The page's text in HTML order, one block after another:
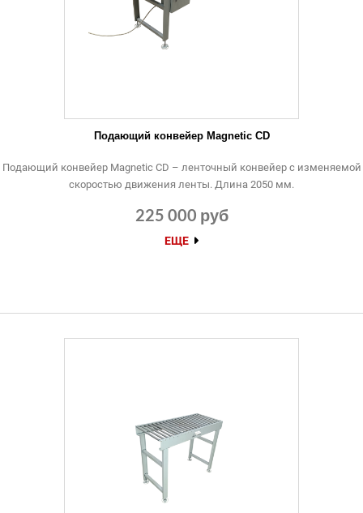
Подающий конвейер Magnetic CD
Подающий конвейер Magnetic CD – ленточный конвейер с изменяемой
скоростью движения ленты. Длина 2050 мм.
225 000 руб
ЕЩЕ